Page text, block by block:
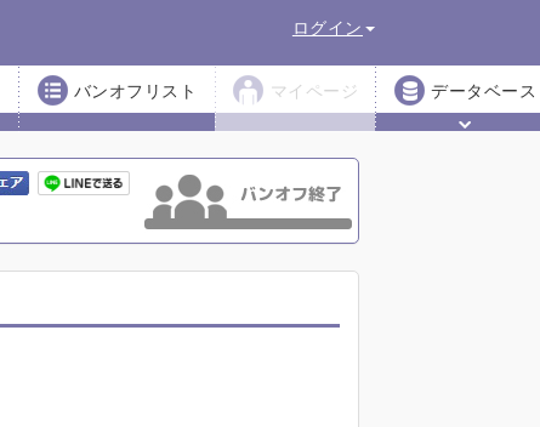
ログイン
バンオフリスト マイページ データベース